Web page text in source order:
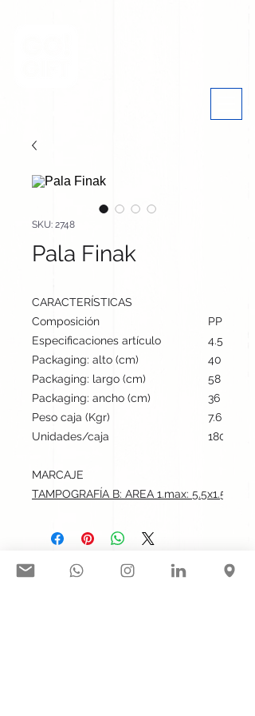
SKU: 2748
Pala Finak
CARACTERÍSTICAS
Composición
PP
Especificaciones artículo
4.5 cm /
Packaging: alto (cm)
40
Packaging: largo (cm)
58
Packaging: ancho (cm)
36
Peso caja (Kgr)
7.6
Unidades/caja
180
MARCAJE
TAMPOGRAFÍA B: AREA 1.max: 5.5x1.5 cm
Síguenos en nuestras redes